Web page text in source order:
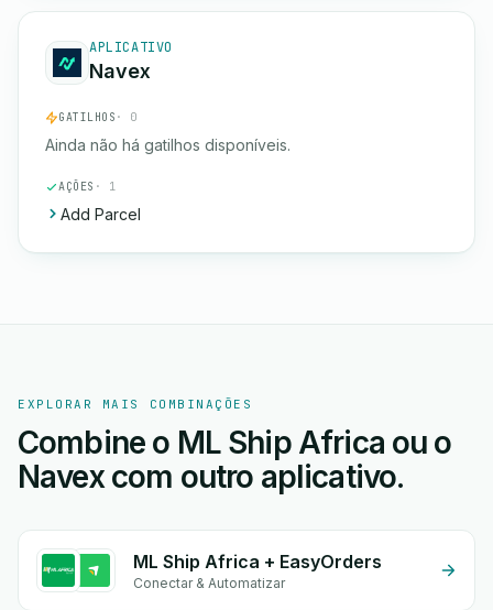
APLICATIVO
Navex
GATILHOS · 0
Ainda não há gatilhos disponíveis.
AÇÕES · 1
Add Parcel
EXPLORAR MAIS COMBINAÇÕES
Combine o ML Ship Africa ou o
Navex com outro aplicativo.
ML Ship Africa + EasyOrders
Conectar & Automatizar